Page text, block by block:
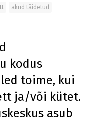
akud täidetud
kodus
toime, kui
ja/või kütet.
asub